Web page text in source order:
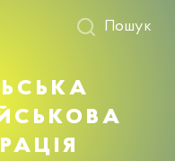
Пошук